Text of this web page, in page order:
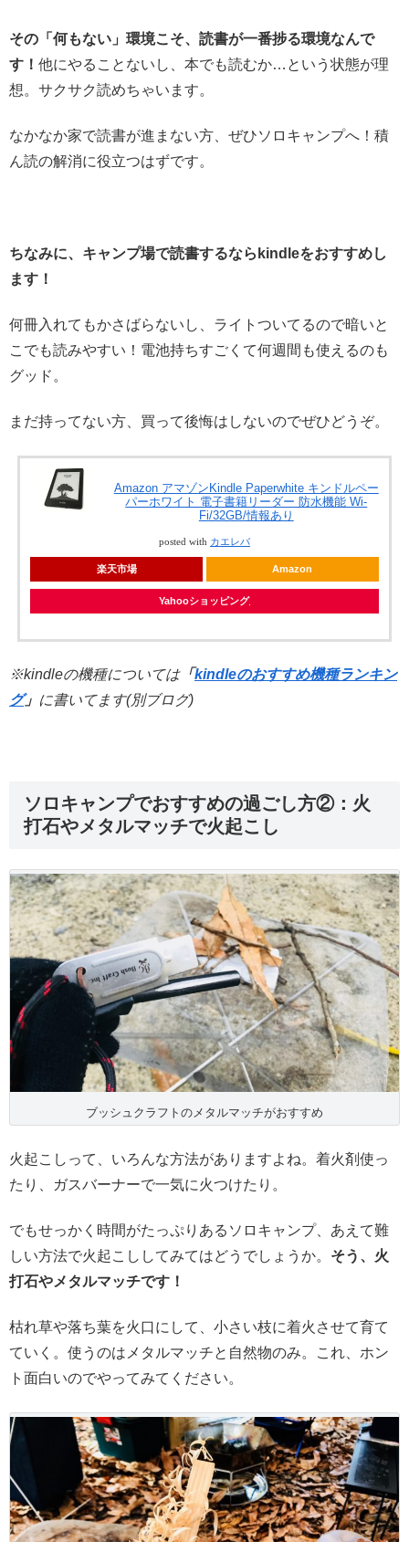
その「何もない」環境こそ、読書が一番捗る環境なんで
す！ 他にやることないし、本でも読むか…という状態が理
想。サクサク読めちゃいます。
なかなか家で読書が進まない方、ぜひソロキャンプへ！積
ん読の解消に役立つはずです。
ちなみに、キャンプ場で読書するならkindleをおすすめし
ます！
何冊入れてもかさばらないし、ライトついてるので暗いと
こでも読みやすい！電池持ちすごくて何週間も使えるのも
グッド。
まだ持ってない方、買って後悔はしないのでぜひどうぞ。
Amazon アマゾンKindle Paperwhite キンドルペー
パーホワイト 電子書籍リーダー 防水機能 Wi-
Fi/32GB/情報あり
posted with カエレバ
楽天市場 Amazon
Yahooショッピング
※kindleの機種については「kindleのおすすめ機種ランキン
グ」 に書いてます(別ブログ)
ソロキャンプでおすすめの過ごし方②：火
打石やメタルマッチで火起こし
ブッシュクラフトのメタルマッチがおすすめ
火起こしって、いろんな方法がありますよね。着火剤使っ
たり、ガスバーナーで一気に火つけたり。
でもせっかく時間がたっぷりあるソロキャンプ、あえて難
しい方法で火起こししてみてはどうでしょうか。 そう、火
打石やメタルマッチです！
枯れ草や落ち葉を火口にして、小さい枝に着火させて育て
ていく。使うのはメタルマッチと自然物のみ。これ、ホン
ト面白いのでやってみてください。